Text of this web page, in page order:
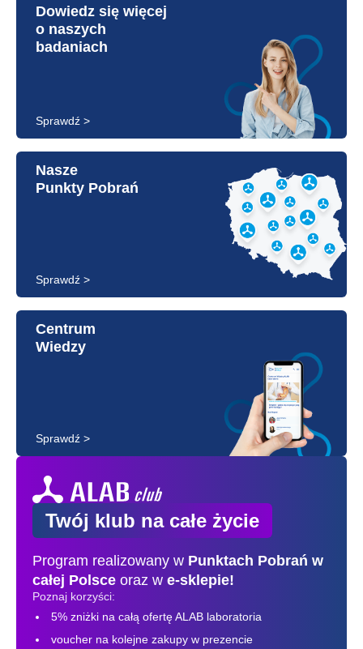
Dowiedz się więcej
o naszych
badaniach
Sprawdź >
Nasze
Punkty Pobrań
Sprawdź >
Centrum
Wiedzy
Sprawdź >
Twój klub na całe życie
Program realizowany w Punktach Pobrań w
całej Polsce oraz w e-sklepie!
Poznaj korzyści:
5% zniżki na całą ofertę ALAB laboratoria
voucher na kolejne zakupy w prezencie